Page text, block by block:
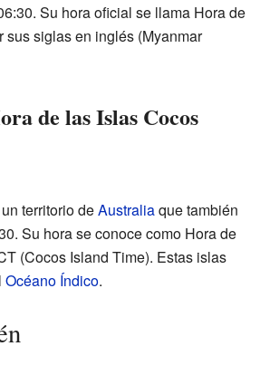
Su hora oficial se llama Hora de
sus siglas en inglés (Myanmar
de las Islas Cocos
territorio deAustraliaque también
Su hora se conoce como Hora de
(Cocos Island Time). Estas islas
Océano Índico.